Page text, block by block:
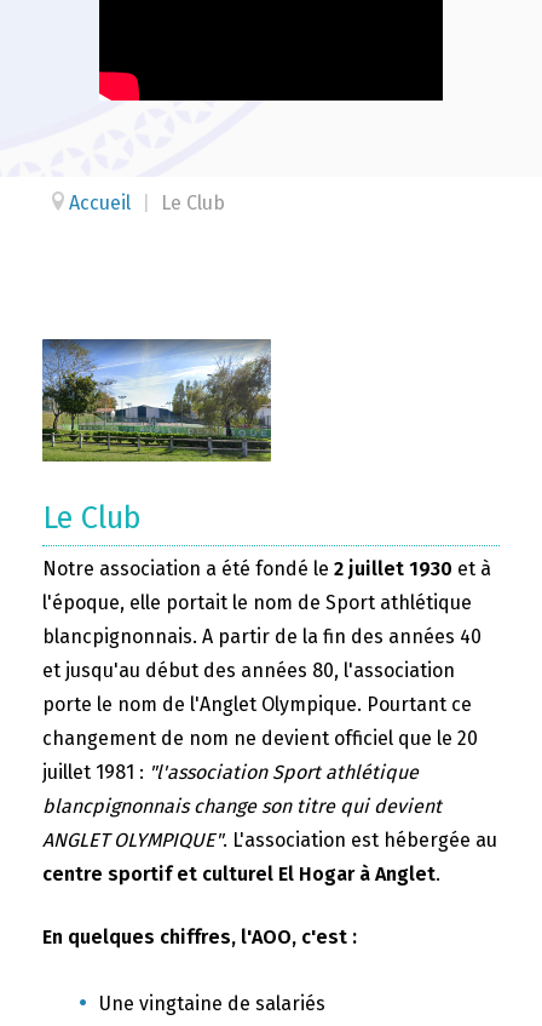
Accueil Le Club
Le Club
Notre association a été fondé le 2 juillet 1930 et à
l'époque, elle portait le nom de Sport athlétique
blancpignonnais. A partir de la fin des années 40
et jusqu'au début des années 80, l'association
porte le nom de l'Anglet Olympique. Pourtant ce
changement de nom ne devient officiel que le 20
juillet 1981 : "l'association Sport athlétique
blancpignonnais change son titre qui devient
ANGLET OLYMPIQUE". L'association est hébergée au
centre sportif et culturel El Hogar à Anglet.
En quelques chiffres, l'AOO, c'est :
Une vingtaine de salariés